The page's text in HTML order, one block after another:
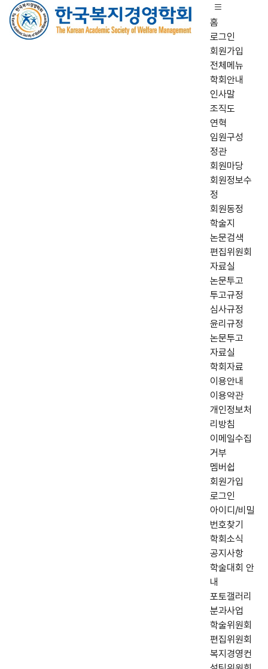
홈
로그인
회원가입
전체메뉴
학회안내
인사말
조직도
연혁
임원구성
정관
회원마당
회원정보수
정
회원동정
학술지
논문검색
편집위원회
자료실
논문투고
투고규정
심사규정
윤리규정
논문투고
자료실
학회자료
이용안내
이용약관
개인정보처
리방침
이메일수집
거부
멤버쉽
회원가입
로그인
아이디/비밀
번호찾기
학회소식
공지사항
학술대회 안
내
포토갤러리
분과사업
학술위원회
편집위원회
복지경영컨